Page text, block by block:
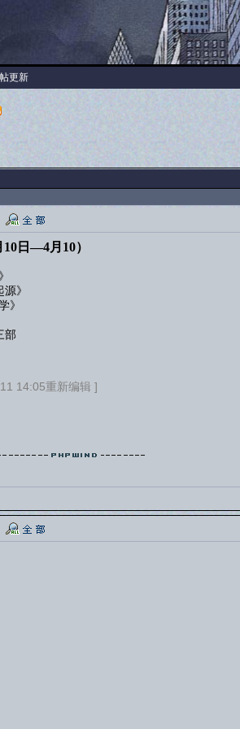
更新
日—4月10）
》
》
部
14:05重新编辑 ]